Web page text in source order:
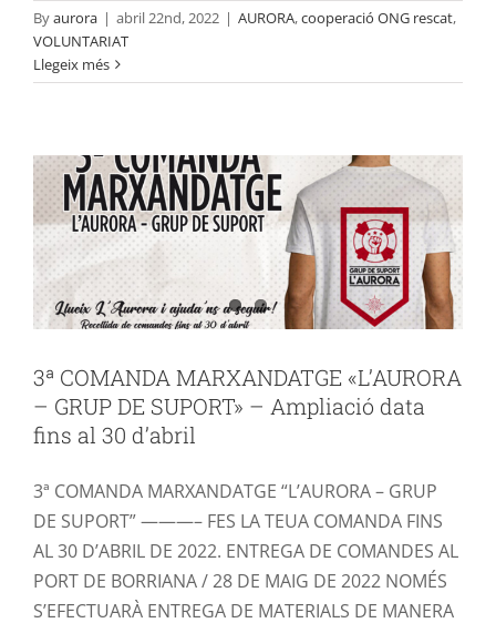
Byaurora | abril 22nd, 2022 | AURORA,cooperació ONG rescat,
VOLUNTARIAT
Llegeix més
3ª COMANDA MARXANDATGE
«L’AURORA – GRUP DE SUPORT» –
3ª COMANDA MARXANDATGE «L’AURORA
– GRUP DE SUPORT» – Ampliació data
fins al 30 d’abril
3ª COMANDA MARXANDATGE “L’AURORA – GRUP
DE SUPORT” ———– FES LA TEUA COMANDA FINS
AL 30 D’ABRIL DE 2022. ENTREGA DE COMANDES AL
PORT DE BORRIANA / 28 DE MAIG DE 2022 NOMÉS
S’EFECTUARÀ ENTREGA DE MATERIALS DE MANERA